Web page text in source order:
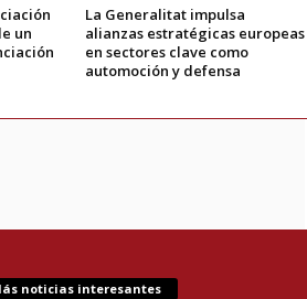
un
La Generalitat impulsa
alianzas estratégicas europeas
en sectores clave como
automoción y defensa
noticias interesantes